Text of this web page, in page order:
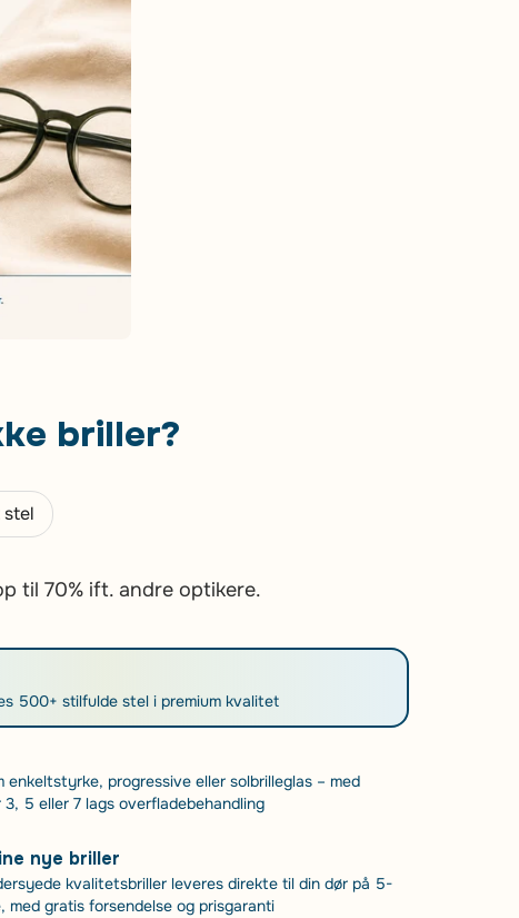
briller?
stel
til 70% ift. andre optikere.
500+ stilfulde stel i premium kvalitet
enkeltstyrke, progressive eller solbrilleglas – med
3, 5 eller 7 lags overfladebehandling
nye briller
kvalitetsbriller leveres direkte til din dør på 5-
med gratis forsendelse og prisgaranti